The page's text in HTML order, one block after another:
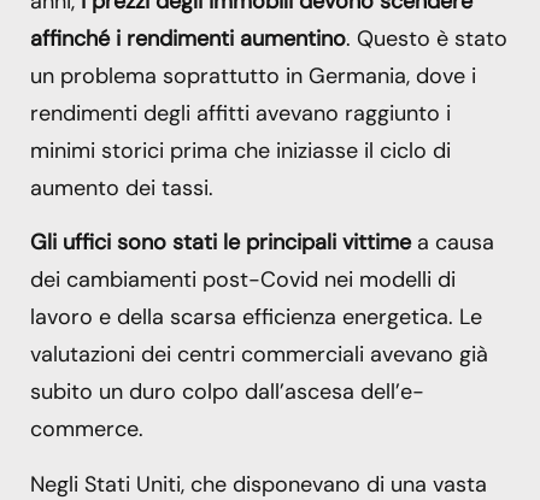
affinché i rendimenti aumentino. Questo è stato
un problema soprattutto in Germania, dove i
rendimenti degli affitti avevano raggiunto i
minimi storici prima che iniziasse il ciclo di
aumento dei tassi.
Gli uffici sono stati le principali vittimea causa
dei cambiamenti post-Covid nei modelli di
lavoro e della scarsa efficienza energetica. Le
valutazioni dei centri commerciali avevano già
subito un duro colpo dall’ascesa dell’e-
commerce.
Negli Stati Uniti, che disponevano di una vasta